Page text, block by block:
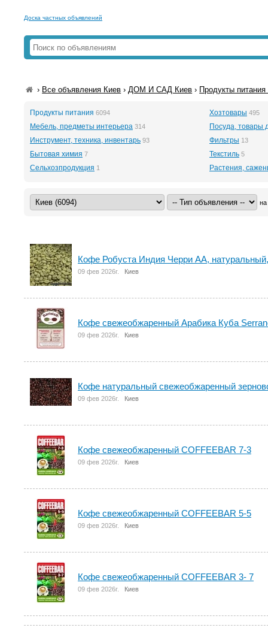
Доска частных объявлений
› Все объявления Киев ›ДОМ И САД Киев › Продукты
Продукты питания 6094 Хозтовары 495
Мебель, предметы интерьера 314
Посуда, товары
Инструмент, техника, инвентарь 93 Фильтры 13
Бытовая химия 7 Текстиль 5
Сельхозпродукция 1 Растения,
на
Кофе Робуста Индия Черри АА,
09 фев 2026г. Киев
Кофе свежеобжаренный Арабика Куба
09 фев 2026г. Киев
Кофе натуральный свежеобжаренный
09 фев 2026г. Киев
Кофе свежеобжаренный COFFEEBAR 7-3
09 фев 2026г. Киев
Кофе свежеобжаренный COFFEEBAR 5-5
09 фев 2026г. Киев
Кофе свежеобжаренный COFFEEBAR 3- 7
09 фев 2026г. Киев